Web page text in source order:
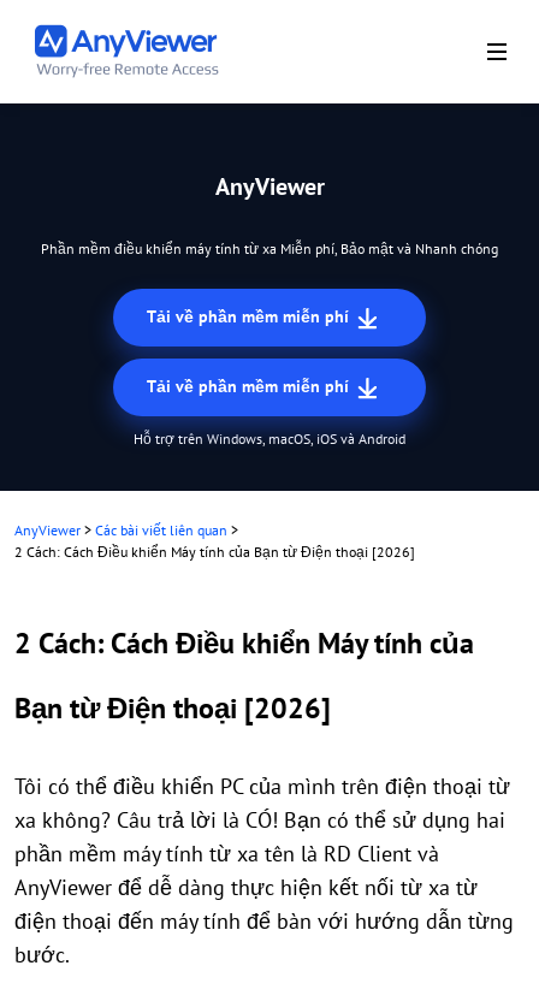
AnyViewer
Phần mềm điều khiển máy tính từ xa Miễn phí, Bảo mật và Nhanh chóng
Tải về phần mềm miễn phí
Tải về phần mềm miễn phí
Hỗ trợ trên Windows, macOS, iOS và Android
AnyViewer > Các bài viết liên quan >
2 Cách: Cách Điều khiển Máy tính của Bạn từ Điện thoại [2026]
2 Cách: Cách Điều khiển Máy tính của
Bạn từ Điện thoại [2026]
Tôi có thể điều khiển PC của mình trên điện thoại từ
xa không? Câu trả lời là CÓ! Bạn có thể sử dụng hai
phần mềm máy tính từ xa tên là RD Client và
AnyViewer để dễ dàng thực hiện kết nối từ xa từ
điện thoại đến máy tính để bàn với hướng dẫn từng
bước.